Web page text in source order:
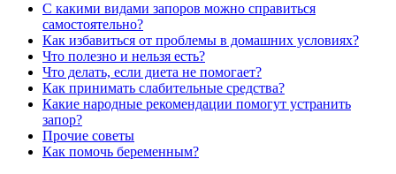
С какими видами запоров можно справиться
самостоятельно?
Как избавиться от проблемы в домашних условиях?
Что полезно и нельзя есть?
Что делать, если диета не помогает?
Как принимать слабительные средства?
Какие народные рекомендации помогут устранить
запор?
Прочие советы
Как помочь беременным?